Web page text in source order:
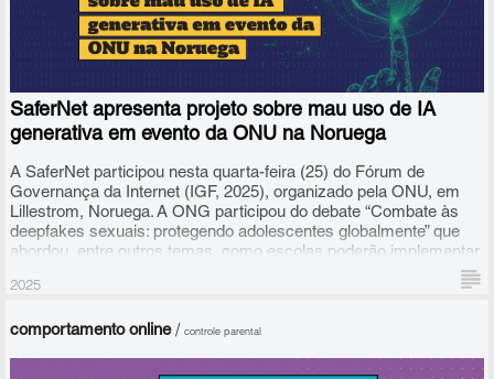
SaferNet apresenta projeto sobre mau uso de IA
generativa em evento da ONU na Noruega
A SaferNet participou nesta quarta-feira (25) do Fórum de
Governança da Internet (IGF, 2025), organizado pela ONU, em
Lillestrom, Noruega. A ONG participou do debate “Combate às
deepfakes sexuais: protegendo adolescentes globalmente” que
abordou, entre outros temas, como escolas poderão implementar
cidadania digital e conhecimento sobre os perigos das deepfakes
sexuais.
2025
comportamento online/controle parental